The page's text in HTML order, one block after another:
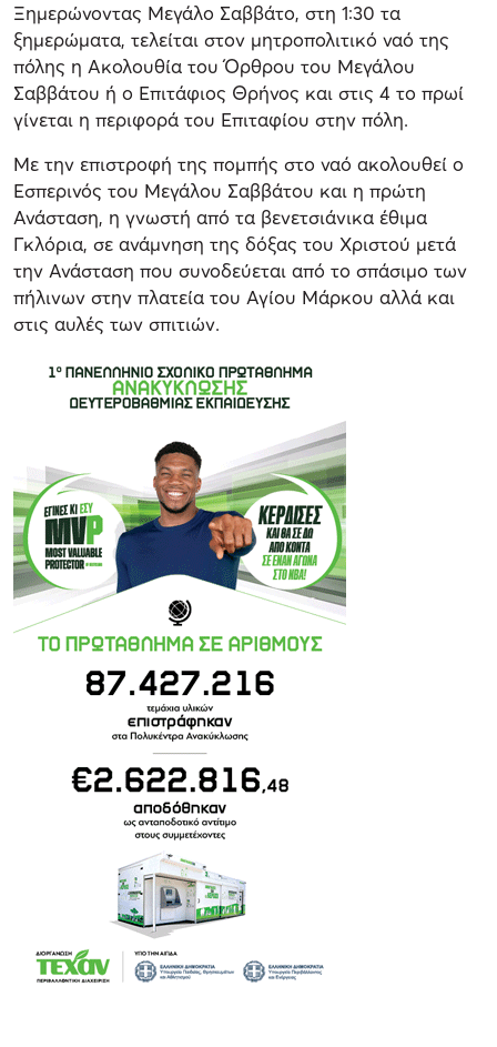
Ξημερώνοντας Μεγάλο Σαββάτο, στη 1:30 τα
ξημερώματα, τελείται στον μητροπολιτικό ναό της
πόλης η Ακολουθία του Όρθρου του Μεγάλου
Σαββάτου ή ο Επιτάφιος Θρήνος και στις 4 το πρωί
γίνεται η περιφορά του Επιταφίου στην πόλη.
Με την επιστροφή της πομπής στο ναό ακολουθεί ο
Εσπερινός του Μεγάλου Σαββάτου και η πρώτη
Ανάσταση, η γνωστή από τα βενετσιάνικα έθιμα
Γκλόρια, σε ανάμνηση της δόξας του Χριστού μετά
την Ανάσταση που συνοδεύεται από το σπάσιμο των
πήλινων στην πλατεία του Αγίου Μάρκου αλλά και
στις αυλές των σπιτιών.